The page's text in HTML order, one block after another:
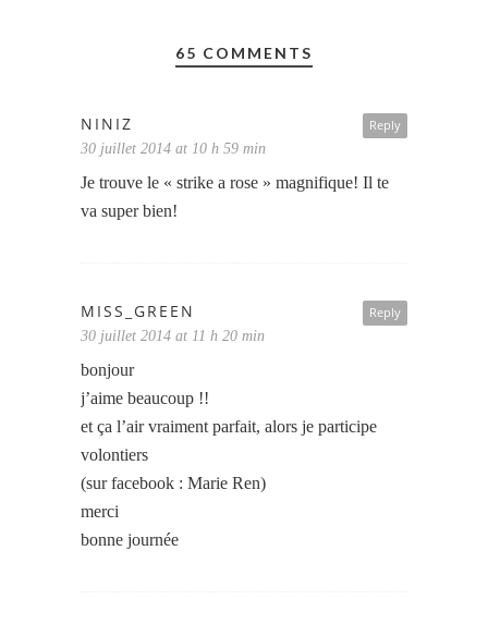
65 COMMENTS
Reply
NINIZ
30 juillet 2014 at 10 h 59 min
Je trouve le « strike a rose » magnifique! Il te
va super bien!
Reply
MISS_GREEN
30 juillet 2014 at 11 h 20 min
bonjour
j’aime beaucoup !!
et ça l’air vraiment parfait, alors je participe
volontiers
(sur facebook : Marie Ren)
merci
bonne journée